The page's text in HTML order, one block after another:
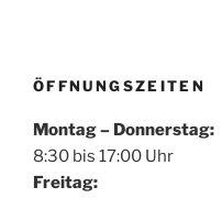
ÖFFNUNGSZEITEN
Montag – Donnerstag:
8:30 bis 17:00 Uhr
Freitag: